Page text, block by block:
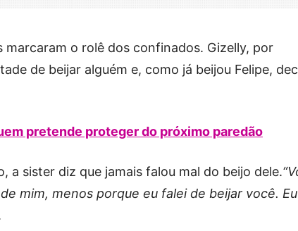
marcaram o rolê dos confinados. Gizelly, por
de beijar alguém e, como já beijou Felipe,
pretende proteger do próximo paredão
a sister diz que jamais falou mal do beijo dele.
mim, menos porque eu falei de beijar você. Eu